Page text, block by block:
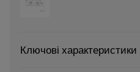
Ключові характеристики